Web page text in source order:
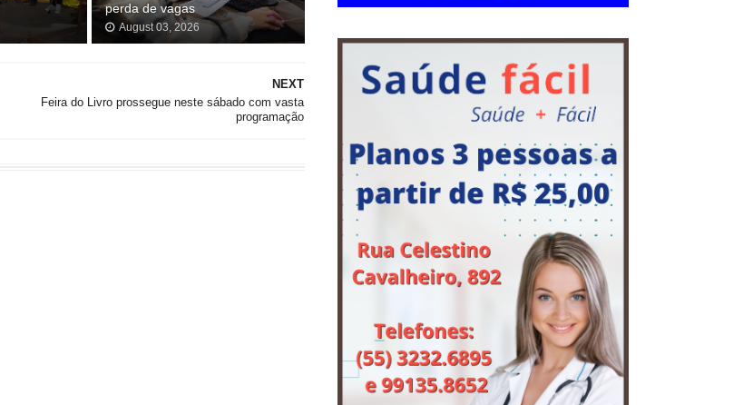
perda de vagas
August 03, 2026
NEXT
Feira do Livro prossegue neste sábado com vasta
programação